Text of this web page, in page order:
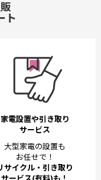
ト
家電設置や引き取り
サービス
大型家電の設置も
お任せで！
サイクル・引き取り